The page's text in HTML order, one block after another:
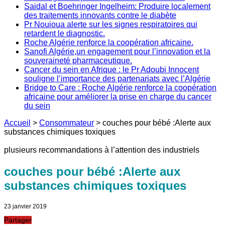
Saidal et Boehringer Ingelheim: Produire localement
des traitements innovants contre le diabète
Pr Nouioua alerte sur les signes respiratoires qui
retardent le diagnostic.
Roche Algérie renforce la coopération africaine.
Sanofi Algérie,un engagement pour l’innovation et la
souveraineté pharmaceutique.
Cancer du sein en Afrique : le Pr Adoubi Innocent
souligne l’importance des partenariats avec l’Algérie
Bridge to Care : Roche Algérie renforce la coopération
africaine pour améliorer la prise en charge du cancer
du sein
Accueil > Consommateur > couches pour bébé :Alerte aux
substances chimiques toxiques
plusieurs recommandations à l’attention des industriels
couches pour bébé :Alerte aux
substances chimiques toxiques
23 janvier 2019
Partager